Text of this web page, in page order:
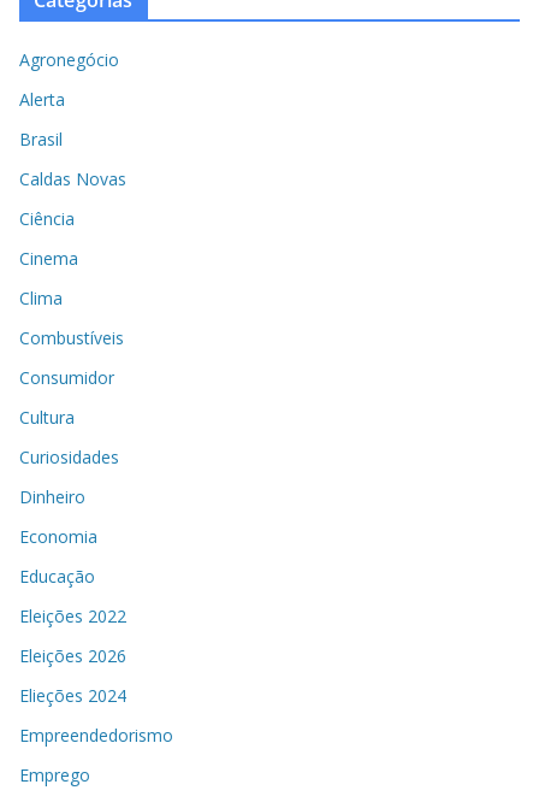
Agronegócio
Alerta
Brasil
Caldas Novas
Ciência
Cinema
Clima
Combustíveis
Consumidor
Cultura
Curiosidades
Dinheiro
Economia
Educação
Eleições 2022
Eleições 2026
Elieções 2024
Empreendedorismo
Emprego